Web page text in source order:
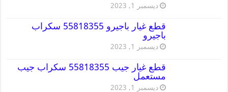
ديسمبر 1, 2023
قطع غيار باجيرو 55818355 سكراب
باجيرو
ديسمبر 1, 2023
قطع غيار جيب 55818355 سكراب جيب
مستعمل
ديسمبر 1, 2023